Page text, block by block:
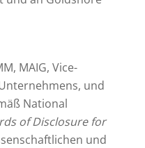
MAIG, Vice-
und
National
of Disclosure for
und